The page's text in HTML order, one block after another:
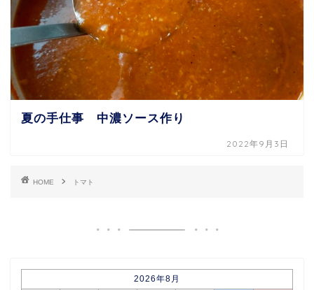
夏の手仕事 中濃ソース作り
2022年9月3日
HOME トマト
2026年8月